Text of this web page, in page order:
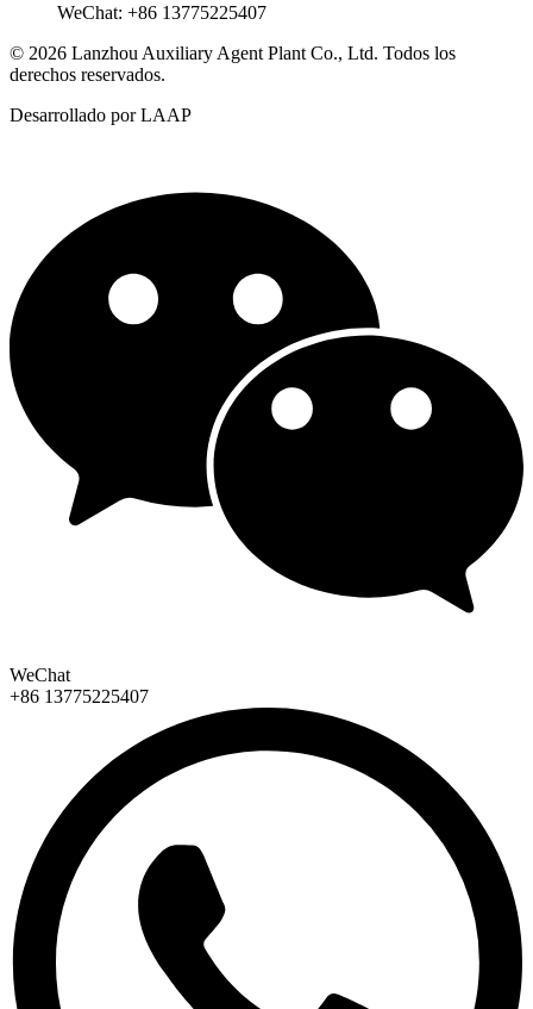
WeChat: +86 13775225407
© 2026 Lanzhou Auxiliary Agent Plant Co., Ltd. Todos los
derechos reservados.
Desarrollado por LAAP
WeChat
+86 13775225407